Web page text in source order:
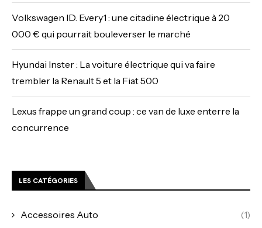
Volkswagen ID. Every1 : une citadine électrique à 20
000 € qui pourrait bouleverser le marché
Hyundai Inster : La voiture électrique qui va faire
trembler la Renault 5 et la Fiat 500
Lexus frappe un grand coup : ce van de luxe enterre la
concurrence
LES CATÉGORIES
Accessoires Auto (1)